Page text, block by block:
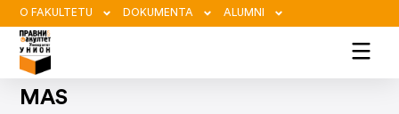
O FAKULTETU DOKUMENTA ALUMNI
MAS